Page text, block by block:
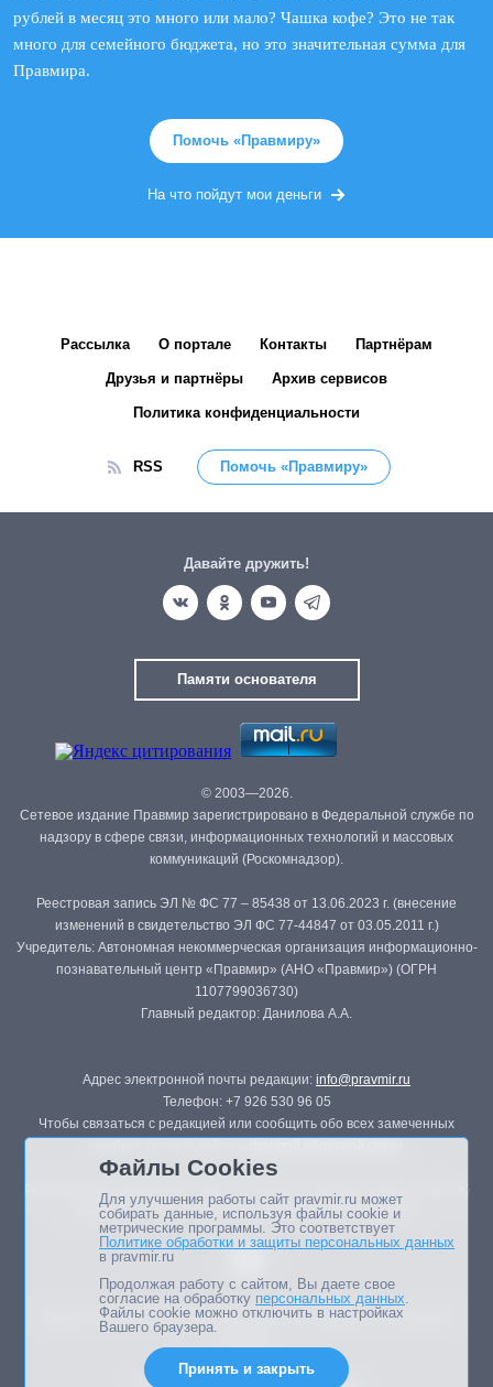
рублей в месяц это много или мало? Чашка кофе? Это не так
много для семейного бюджета, но это значительная сумма для
Правмира.
Помочь «Правмиру»
На что пойдут мои деньги
Рассылка О портале Контакты Партнёрам
Друзья и партнёры Архив сервисов
Политика конфиденциальности
RSS Помочь «Правмиру»
Давайте дружить!
Памяти основателя
© 2003—2026.
Сетевое издание Правмир зарегистрировано в Федеральной службе по
надзору в сфере связи, информационных технологий и массовых
коммуникаций (Роскомнадзор).
Реестровая запись ЭЛ № ФС 77 – 85438 от 13.06.2023 г. (внесение
изменений в свидетельство ЭЛ ФС 77-44847 от 03.05.2011 г.)
Учредитель: Автономная некоммерческая организация информационно-
познавательный центр «Правмир» (АНО «Правмир») (ОГРН
1107799036730)
Главный редактор: Данилова А.А.
Адрес электронной почты редакции: info@pravmir.ru
Телефон: +7 926 530 96 05
Чтобы связаться с редакцией или сообщить обо всех замеченных
Републикация материалов сайта в печатных изданиях (книгах, прессе)
возможна только с письменного разрешения редакции.
Мнение авторов статей портала может не совпадать с позицией
Дизайн сайта -
Файлы Cookies
Для улучшения работы сайт pravmir.ru может
собирать данные, используя файлы cookie и
метрические программы. Это соответствует
Политике обработки и защиты персональных данных
в pravmir.ru
Продолжая работу с сайтом, Вы даете свое
согласие на обработку персональных данных.
Файлы cookie можно отключить в настройках
Вашего браузера.
Принять и закрыть